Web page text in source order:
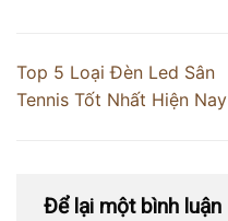
Top 5 Loại Đèn Led Sân
Tennis Tốt Nhất Hiện Nay
Để lại một bình luận